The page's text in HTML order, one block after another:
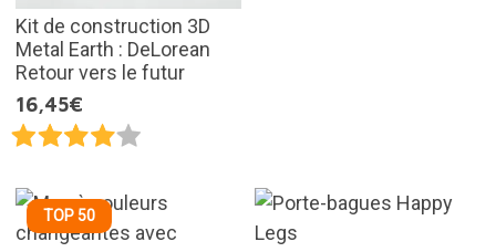
Kit de construction 3D
Metal Earth : DeLorean
Retour vers le futur
16,45€
TOP 50